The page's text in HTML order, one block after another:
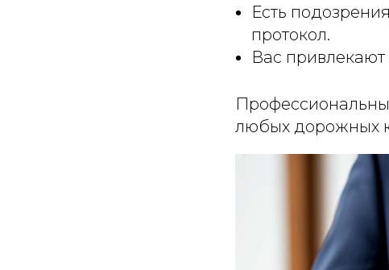
Есть
протокол.
Вас привлекают
любых дорожных